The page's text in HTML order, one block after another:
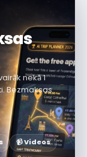
nekā 1
Bezmaksas
📹 Videos